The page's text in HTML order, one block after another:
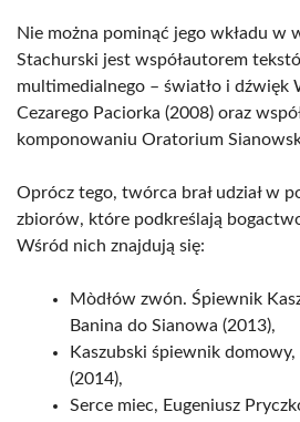
Nie można pominąć jego wkładu w
Stachurski jest współautorem
multimedialnego – światło i dźwięk
Cezarego Paciorka (2008) oraz
komponowaniu Oratorium
Oprócz tego, twórca brał udział w
zbiorów, które podkreślają
Wśród nich znajdują się:
Mòdłów zwón. Śpiewnik
Banina do Sianowa (2013),
Kaszubski śpiewnik
(2014),
Serce miec, Eugeniusz